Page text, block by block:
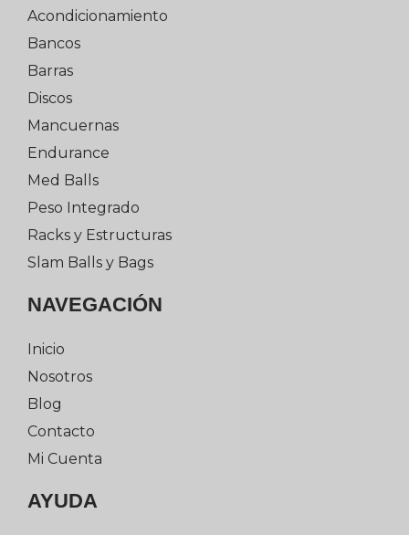
Acondicionamiento
Bancos
Barras
Discos
Mancuernas
Endurance
Med Balls
Peso Integrado
Racks y Estructuras
Slam Balls y Bags
NAVEGACIÓN
Inicio
Nosotros
Blog
Contacto
Mi Cuenta
AYUDA